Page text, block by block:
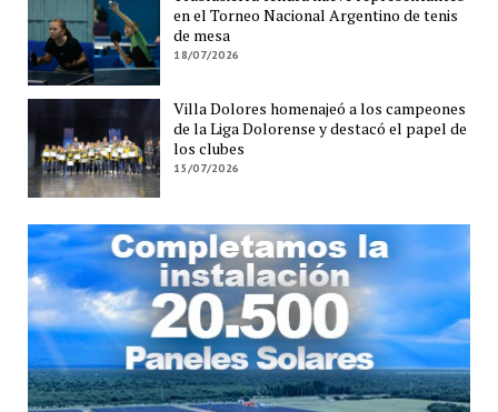
en el Torneo Nacional Argentino de tenis
de mesa
18/07/2026
Villa Dolores homenajeó a los campeones
de la Liga Dolorense y destacó el papel de
los clubes
15/07/2026